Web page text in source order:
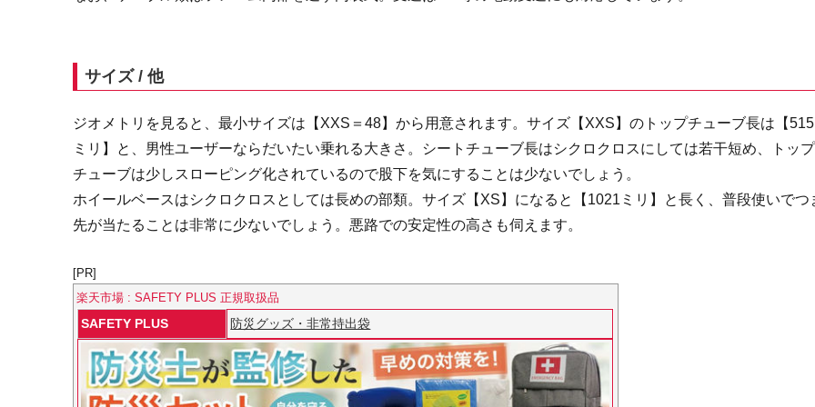
サイズ / 他
ジオメトリを見ると、最小サイズは【XXS＝48】から用意されます。サイズ【XXS】のトップチューブ長は【515
ミリ】と、男性ユーザーならだいたい乗れる大きさ。シートチューブ長はシクロクロスにしては若干短め、トップ
チューブは少しスローピング化されているので股下を気にすることは少ないでしょう。
ホイールベースはシクロクロスとしては長めの部類。サイズ【XS】になると【1021ミリ】と長く、普段使いでつ
先が当たることは非常に少ないでしょう。悪路での安定性の高さも伺えます。
[PR]
楽天市場 : SAFETY PLUS 正規取扱品
SAFETY PLUS 防災グッズ・非常持出袋